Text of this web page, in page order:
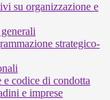
su organizzazione e
strategico-
codice di condotta
e imprese